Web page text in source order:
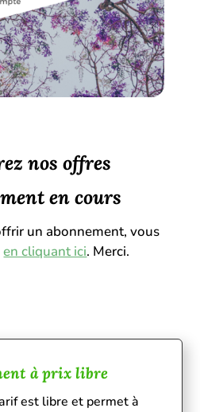
nos offres
en cours
un abonnement, vous
en cliquant ici. Merci.
à prix libre
est libre et permet à